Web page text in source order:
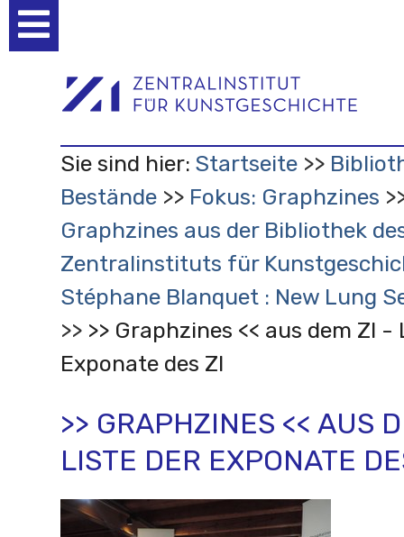
Werkzeuge
Sie sind hier: Startseite
Bestände
Fokus: Graphzines
Graphzines aus der Bibliothek
Zentralinstituts für
Stéphane Blanquet : New Lung
>> Graphzines << aus dem ZI -
Exponate des ZI
>> GRAPHZINES << AUS
LISTE DER EXPONATE